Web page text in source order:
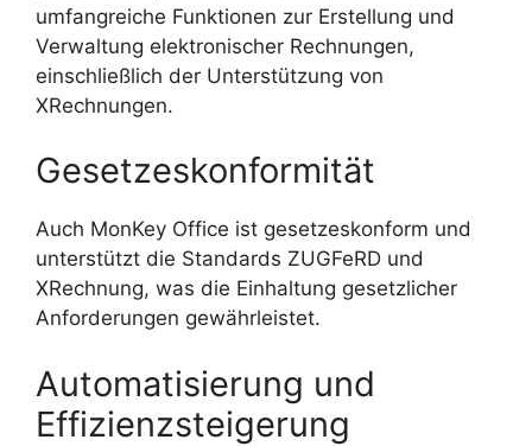
umfangreiche Funktionen zur Erstellung und
Verwaltung elektronischer Rechnungen,
einschließlich der Unterstützung von
XRechnungen.
Gesetzeskonformität
Auch MonKey Office ist gesetzeskonform und
unterstützt die Standards ZUGFeRD und
XRechnung, was die Einhaltung gesetzlicher
Anforderungen gewährleistet.
Automatisierung und
Effizienzsteigerung